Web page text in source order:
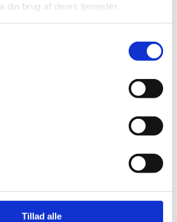
din brug af deres tjenester.
Tillad alle